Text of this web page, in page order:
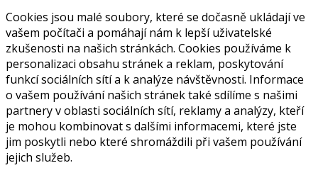
Cookies jsou malé soubory, které se dočasně ukládají ve
vašem počítači a pomáhají nám k lepší uživatelské
zkušenosti na našich stránkách. Cookies používáme k
personalizaci obsahu stránek a reklam, poskytování
funkcí sociálních sítí a k analýze návštěvnosti. Informace
o vašem používání našich stránek také sdílíme s našimi
partnery v oblasti sociálních sítí, reklamy a analýzy, kteří
je mohou kombinovat s dalšími informacemi, které jste
jim poskytli nebo které shromáždili při vašem používání
jejich služeb.